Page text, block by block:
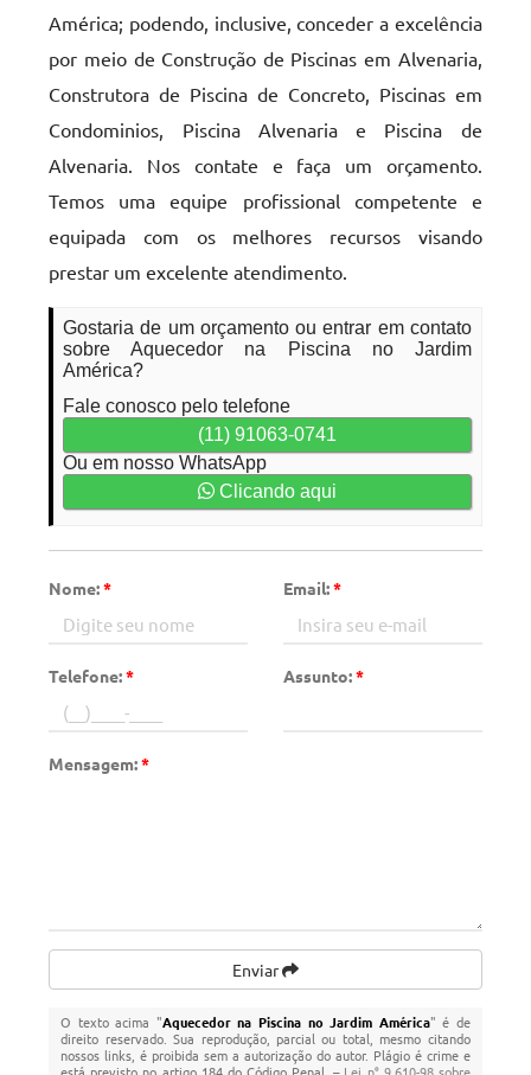
América; podendo, inclusive, conceder a excelência
por meio de Construção de Piscinas em Alvenaria,
Construtora de Piscina de Concreto, Piscinas em
Condominios, Piscina Alvenaria e Piscina de
Alvenaria. Nos contate e faça um orçamento.
Temos uma equipe profissional competente e
equipada com os melhores recursos visando
prestar um excelente atendimento.
Gostaria de um orçamento ou entrar em contato
sobre Aquecedor na Piscina no Jardim
América?
Fale conosco pelo telefone
(11) 91063-0741
Ou em nosso WhatsApp
Clicando aqui
Nome:* Email:*
Telefone:* Assunto:*
Mensagem:*
Enviar
O texto acima "Aquecedor na Piscina no Jardim América" é de
direito reservado. Sua reprodução, parcial ou total, mesmo citando
nossos links, é proibida sem a autorização do autor. Plágio é crime e